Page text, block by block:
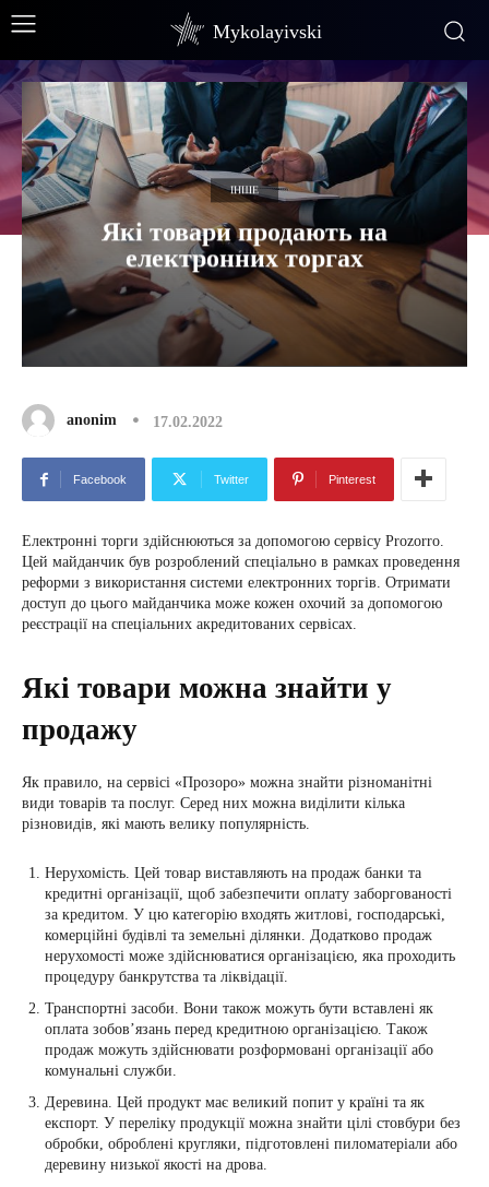
Mykolayivski
ІНШЕ
Які товари продають на
електронних торгах
anonim 17.02.2022
Facebook Twitter Pinterest
Електронні торги здійснюються за допомогою сервісу Prozorro.
Цей майданчик був розроблений спеціально в рамках проведення
реформи з використання системи електронних торгів. Отримати
доступ до цього майданчика може кожен охочий за допомогою
реєстрації на спеціальних акредитованих сервісах.
Які товари можна знайти у
продажу
Як правило, на сервісі «Прозоро» можна знайти різноманітні
види товарів та послуг. Серед них можна виділити кілька
різновидів, які мають велику популярність.
Нерухомість. Цей товар виставляють на продаж банки та
кредитні організації, щоб забезпечити оплату заборгованості
за кредитом. У цю категорію входять житлові, господарські,
комерційні будівлі та земельні ділянки. Додатково продаж
нерухомості може здійснюватися організацією, яка проходить
процедуру банкрутства та ліквідації.
Транспортні засоби. Вони також можуть бути вставлені як
оплата зобов’язань перед кредитною організацією. Також
продаж можуть здійснювати розформовані організації або
комунальні служби.
Деревина. Цей продукт має великий попит у країні та як
експорт. У переліку продукції можна знайти цілі стовбури без
обробки, оброблені кругляки, підготовлені пиломатеріали або
деревину низької якості на дрова.